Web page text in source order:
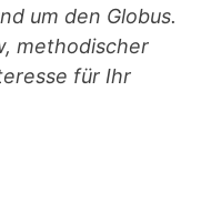
um den Globus.
methodischer
für Ihr